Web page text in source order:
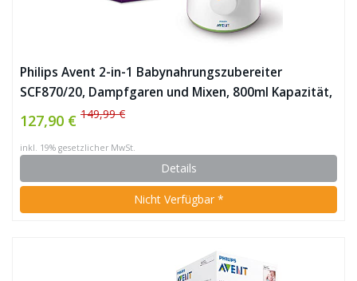
Philips Avent 2-in-1 Babynahrungszubereiter
SCF870/20, Dampfgaren und Mixen, 800ml Kapazität,
weiß
127,90 € 149,99 €
inkl. 19% gesetzlicher MwSt.
Details
Nicht Verfügbar *